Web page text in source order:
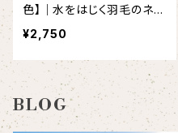
色】｜水をはじく羽毛のネコ
クッション
¥2,750
BLOG